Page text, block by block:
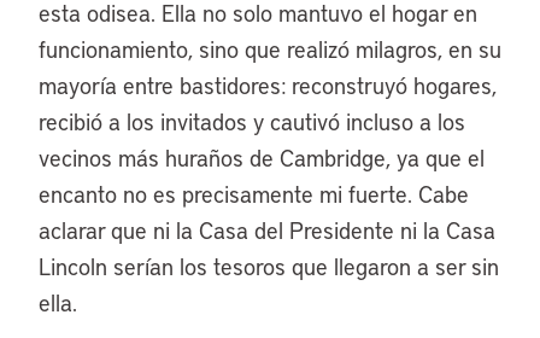
esta odisea. Ella no solo mantuvo el hogar en
funcionamiento, sino que realizó milagros, en su
mayoría entre bastidores: reconstruyó hogares,
recibió a los invitados y cautivó incluso a los
vecinos más huraños de Cambridge, ya que el
encanto no es precisamente mi fuerte. Cabe
aclarar que ni la Casa del Presidente ni la Casa
Lincoln serían los tesoros que llegaron a ser sin
ella.